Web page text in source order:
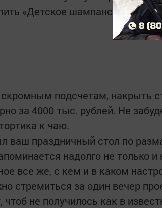
«Детское шампанское» от
подсчетам, накрыть
за 4000 тыс. рублей. Не
к чаю.
ваш праздничный стол по
надолго не только
все же, с кем и в каком
стремиться за один вечер
не получилось как в